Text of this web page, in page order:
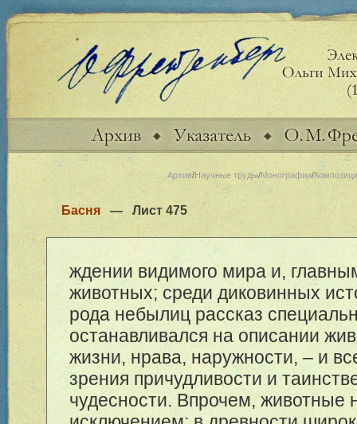
Архив/Научные труды/Монографии/
Басня— Лист 475
ждении видимого мира и,
животных; среди диковинных
рода небылиц рассказ
останавливался на описании
жизни, нрава, наружности, – и
зрения причудливости и
чудесности. Впрочем, животные